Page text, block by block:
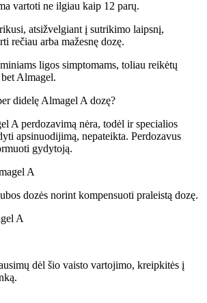
vartoti ne ilgiau kaip 12 parų.
atsižvelgiant į sutrikimo laipsnį,
rečiau arba mažesnę dozę.
ligos simptomams, toliau reikėtų
Almagel.
didelę Almagel A dozę?
A perdozavimą nėra, todėl ir specialios
apsinuodijimą, nepateikta. Perdozavus
gydytoją.
A
dozės norint kompensuoti praleistą dozę.
A
dėl šio vaisto vartojimo, kreipkitės į